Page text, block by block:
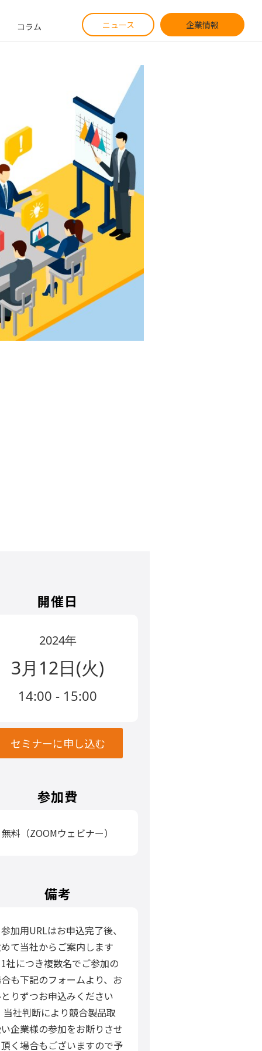
コラム ニュース 企業情報
開催日
2024年
3月12日(火)
14:00 - 15:00
セミナーに申し込む
参加費
無料（ZOOMウェビナー）
備考
参加用URLはお申込完了後、
て当社からご案内します
1社につき複数名でご参加の
も下記のフォームより、お
りずつお申込みください
当社判断により競合製品取
企業様の参加をお断りさせ
く場合もございますので予